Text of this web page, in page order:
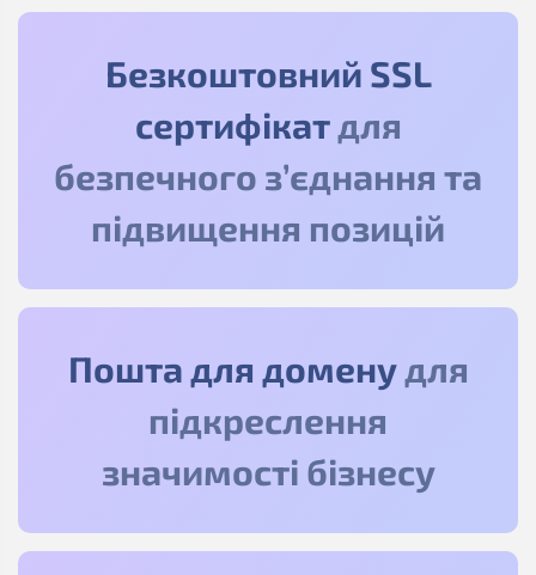
Безкоштовний SSL
сертифікатдля
безпечного з’єднання та
підвищення позицій
Пошта для доменудля
підкреслення
значимості бізнесу